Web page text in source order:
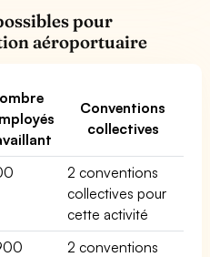
pour
aéroportuaire
Conventions
collectives
2 conventions
collectives pour
cette activité
2 conventions